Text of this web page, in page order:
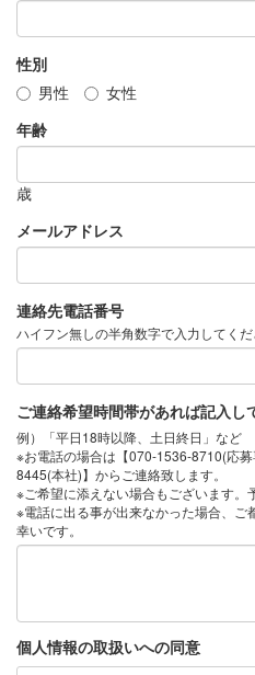
性別
男性
女性
年齢
歳
メールアドレス
連絡先電話番号
ハイフン無しの半角数字で入力してく
ご連絡希望時間帯があれば記入し
例）「平日18時以降、土日終日」など
※お電話の場合は【070-1536-8710(応
8445(本社)】からご連絡致します。
※ご希望に添えない場合もございます。
※電話に出る事が出来なかった場合、ご
幸いです。
個人情報の取扱いへの同意